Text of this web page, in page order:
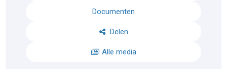
Documenten
Delen
Alle media